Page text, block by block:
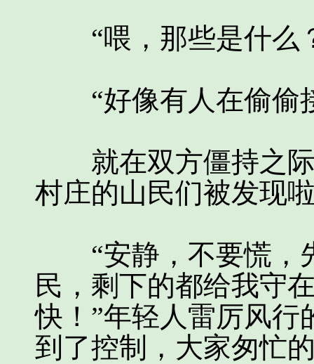
“喂，那些是什么
“好像有人在偷偷
就在双方僵持之际
村庄的山民们被发现
“安静，不要慌，
民，剩下的都给我守
快！”年轻人雷厉风
到了控制，大家匆忙